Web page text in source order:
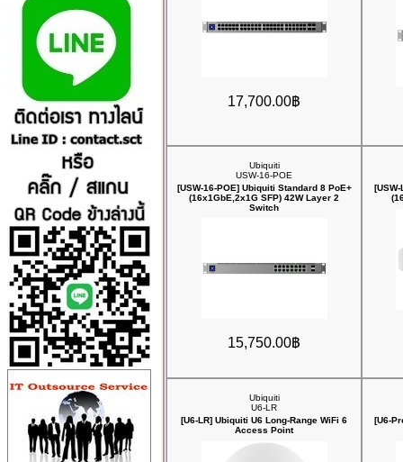
17,700.00฿
Ubiquiti
USW-16-POE
[USW-16-POE] Ubiquiti Standard 8 PoE+
(16x1GbE,2x1G SFP) 42W Layer 2
Switch
15,750.00฿
Ubiquiti
U6-LR
[U6-LR] Ubiquiti U6 Long-Range WiFi 6
Access Point
[U6-